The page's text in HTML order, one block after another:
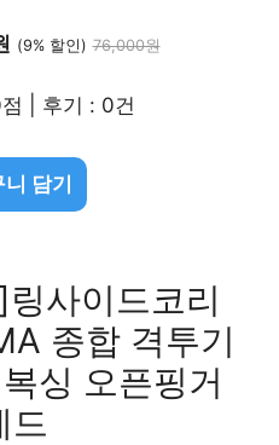
(9% 할인) 76,000원
| 후기 : 0건
담기
사이드코리
종합 격투기
싱 오픈핑거
드